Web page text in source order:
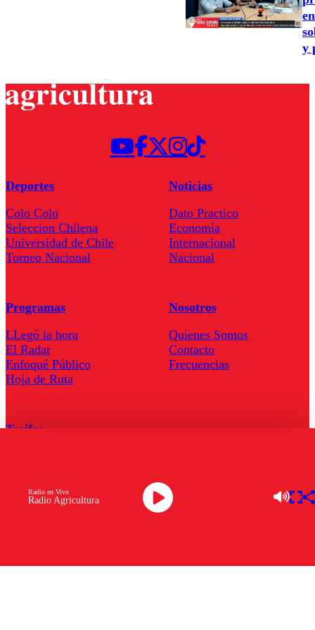
y
Radio Agricultura
Radio en Vivo
Deportes
Colo Colo
Seleccion Chilena
Universidad de Chile
Torneo Nacional
Noticias
Dato Practico
Economía
Internacional
Nacional
Programas
LLegó la hora
El Radar
Enfoqué Público
Hoja de Ruta
Nosotros
Quienes Somos
Contacto
Frecuencias
Tarifas
Descarga la APP